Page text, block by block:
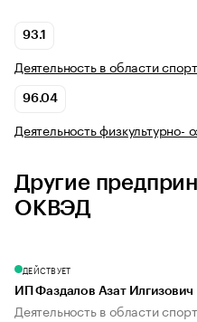
93.1
Деятельность в области
96.04
Деятельность физкультурно-
Другие
ОКВЭД
ДЕЙСТВУЕТ
ИП Фаздалов Азат Илгизович
Деятельность в области